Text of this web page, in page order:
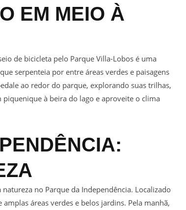
EM MEIO À
de bicicleta pelo Parque Villa-Lobos é uma
serpenteia por entre áreas verdes e paisagens
ao redor do parque, explorando suas trilhas,
à beira do lago e aproveite o clima
no Parque da Independência. Localizado
áreas verdes e belos jardins. Pela manhã,